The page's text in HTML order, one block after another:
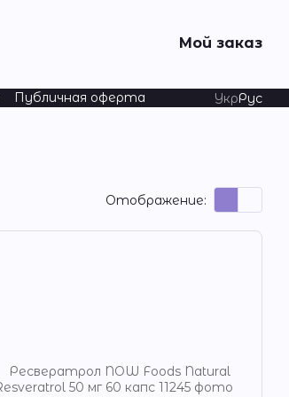
Мой заказ
Публичная оферта
УкрРус
Отображение: